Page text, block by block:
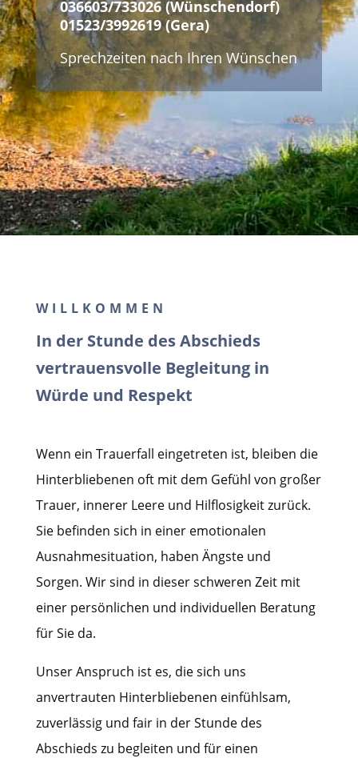
036603/733026 (Wünschendorf)
01523/3992619 (Gera)
Sprechzeiten nach Ihren Wünschen
WILLKOMMEN
In der Stunde des Abschieds
vertrauensvolle Begleitung in
Würde und Respekt
Wenn ein Trauerfall eingetreten ist, bleiben die
Hinterbliebenen oft mit dem Gefühl von großer
Trauer, innerer Leere und Hilflosigkeit zurück.
Sie befinden sich in einer emotionalen
Ausnahmesituation, haben Ängste und
Sorgen. Wir sind in dieser schweren Zeit mit
einer persönlichen und individuellen Beratung
für Sie da.
Unser Anspruch ist es, die sich uns
anvertrauten Hinterbliebenen einfühlsam,
zuverlässig und fair in der Stunde des
Abschieds zu begleiten und für einen